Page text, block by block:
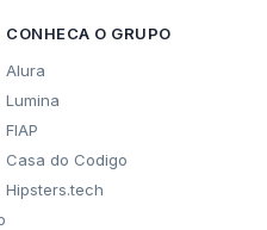
CONHECA O GRUPO
Alura
Lumina
FIAP
Casa do Codigo
Hipsters.tech